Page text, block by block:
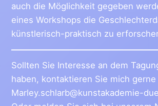
auch die Möglichkeit gegeben
eines Workshops die
künstlerisch-praktisch zu
Sollten Sie Interesse an dem
haben, kontaktieren Sie mich
Marley.schlarb@kunstakademie-